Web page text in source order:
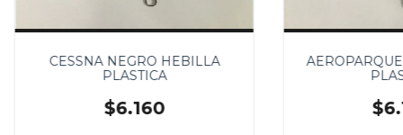
CESSNA NEGRO HEBILLA
PLASTICA
$6.160